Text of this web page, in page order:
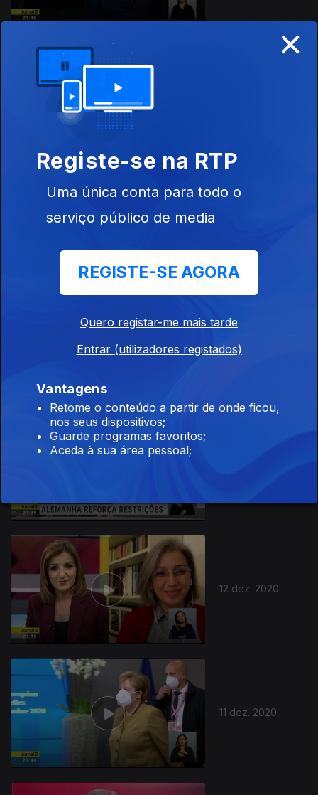
12 dez. 2020
11 dez. 2020
×
Registe-se na RTP
Uma única conta para todo o
serviço público de media
REGISTE-SE AGORA
Quero registar-me mais tarde
Entrar (utilizadores registados)
Vantagens
Retome o conteúdo a partir de onde ficou,
nos seus dispositivos;
Guarde programas favoritos;
Aceda à sua área pessoal;